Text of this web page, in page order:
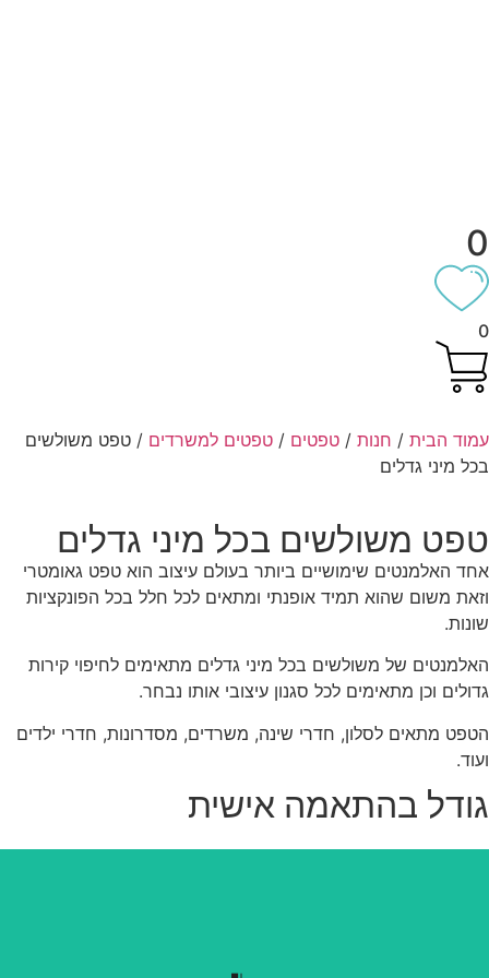
הבית/חנות/טפטים/טפטים למשרדים/ טפט משולשים
מיני גדלים
משולשים בכל מיני גדלים
האלמנטים שימושיים ביותר בעולם עיצוב הוא טפט גאומטרי
משום שהוא תמיד אופנתי ומתאים לכל חלל בכל הפונקציות
של משולשים בכל מיני גדלים מתאימים לחיפוי קירות
וכן מתאימים לכל סגנון עיצובי אותו נבחר.
מתאים לסלון, חדרי שינה, משרדים, מסדרונות, חדרי ילדים
בהתאמה אישית